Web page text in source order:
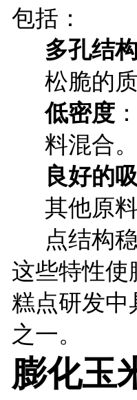
包括：
多孔结构
松脆的质
低密度
料混合。
良好的
其他原
点结构
这些特性使
糕点研发中
之一。
膨化玉